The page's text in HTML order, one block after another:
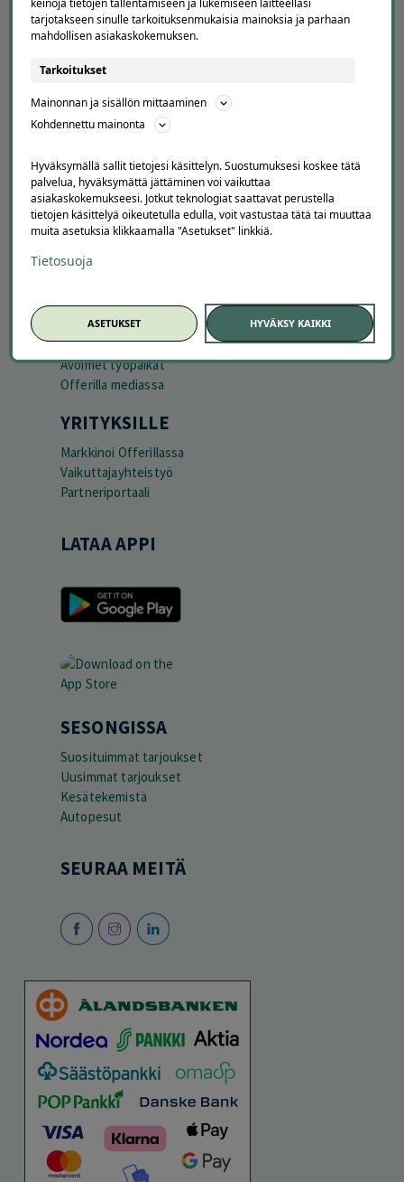
APUA JA NEUVOJA
Peruuta tilaus
Asiakaspalvelu
Kuinka Offerilla toimii
Usein kysytyt kysymykset
Suosittele Offerillaa
TUTUSTU MEIHIN
Tietoa meistä
Ajankohtaista
Tilaa uutiskirje
Avoimet työpaikat
Offerilla mediassa
YRITYKSILLE
Markkinoi Offerillassa
Vaikuttajayhteistyö
Partneriportaali
LATAA APPI
SESONGISSA
Suosituimmat tarjoukset
Uusimmat tarjoukset
Kesätekemistä
Autopesut
SEURAA MEITÄ
keinoja tietojen tallentamiseen ja lukemiseen laitteellasi
tarjotakseen sinulle tarkoituksenmukaisia mainoksia ja parhaan
mahdollisen asiakaskokemuksen.
Tarkoitukset
Mainonnan ja sisällön mittaaminen
Kohdennettu mainonta
Hyväksymällä sallit tietojesi käsittelyn. Suostumuksesi koskee tätä
palvelua, hyväksymättä jättäminen voi vaikuttaa
asiakaskokemukseesi. Jotkut teknologiat saattavat perustella
tietojen käsittelyä oikeutetulla edulla, voit vastustaa tätä tai muuttaa
muita asetuksia klikkaamalla "Asetukset" linkkiä.
Tietosuoja
ASETUKSET HYVÄKSY KAIKKI